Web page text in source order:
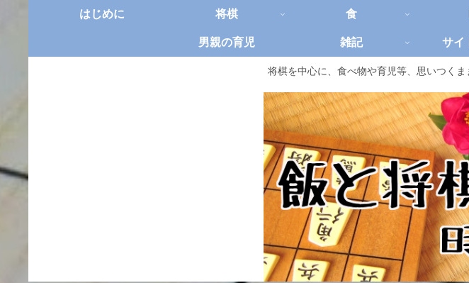
将棋を中心に、食べ物や育児等、思いつく
はじめに 将棋 食
男親の育児 雑記 サイ